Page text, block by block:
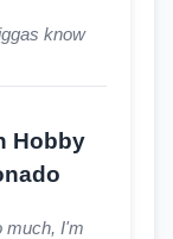
know
Hobby
much, I'm